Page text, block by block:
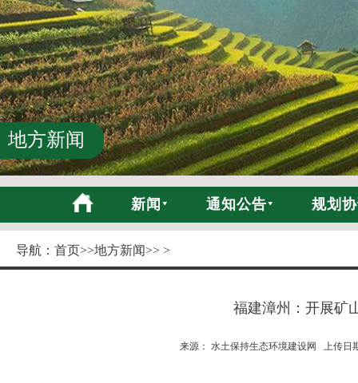
地方新闻
新闻 通知公告 规划
导航： 首页>>地方新闻>> >
福建漳州：开展矿
来源： 水土保持生态环境建设网 上传日